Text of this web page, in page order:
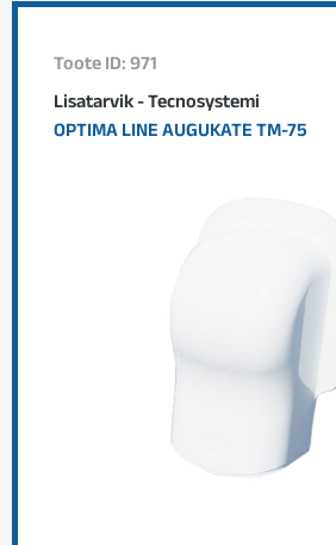
Toote ID: 971
Lisatarvik - Tecnosystemi
OPTIMA LINE AUGUKATE TM-75